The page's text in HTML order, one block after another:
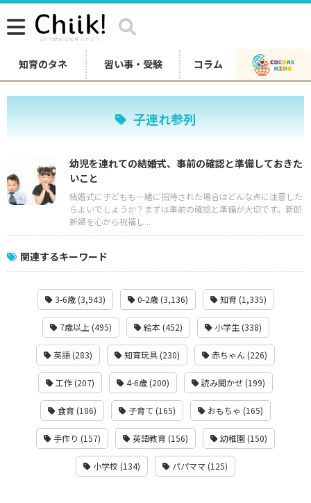
知育のタネ 習い事・受験 コラム
子連れ参列
幼児を連れての結婚式、事前の確認と準備しておきた
いこと
結婚式に子どもも一緒に招待された場合はどんな点に注意した
らよいでしょうか？まずは事前の確認と準備が大切です。新郎
新婦を心から祝福し...
関連するキーワード
3-6歳 (3,943) 0-2歳 (3,136) 知育 (1,335)
7歳以上 (495) 絵本 (452) 小学生 (338)
英語 (283) 知育玩具 (230) 赤ちゃん (226)
工作 (207) 4-6歳 (200) 読み聞かせ (199)
食育 (186) 子育て (165) おもちゃ (165)
手作り (157) 英語教育 (156) 幼稚園 (150)
小学校 (134) パパママ (125)